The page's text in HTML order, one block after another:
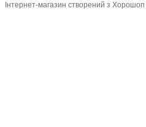
Інтернет-магазин створений з Хорошоп